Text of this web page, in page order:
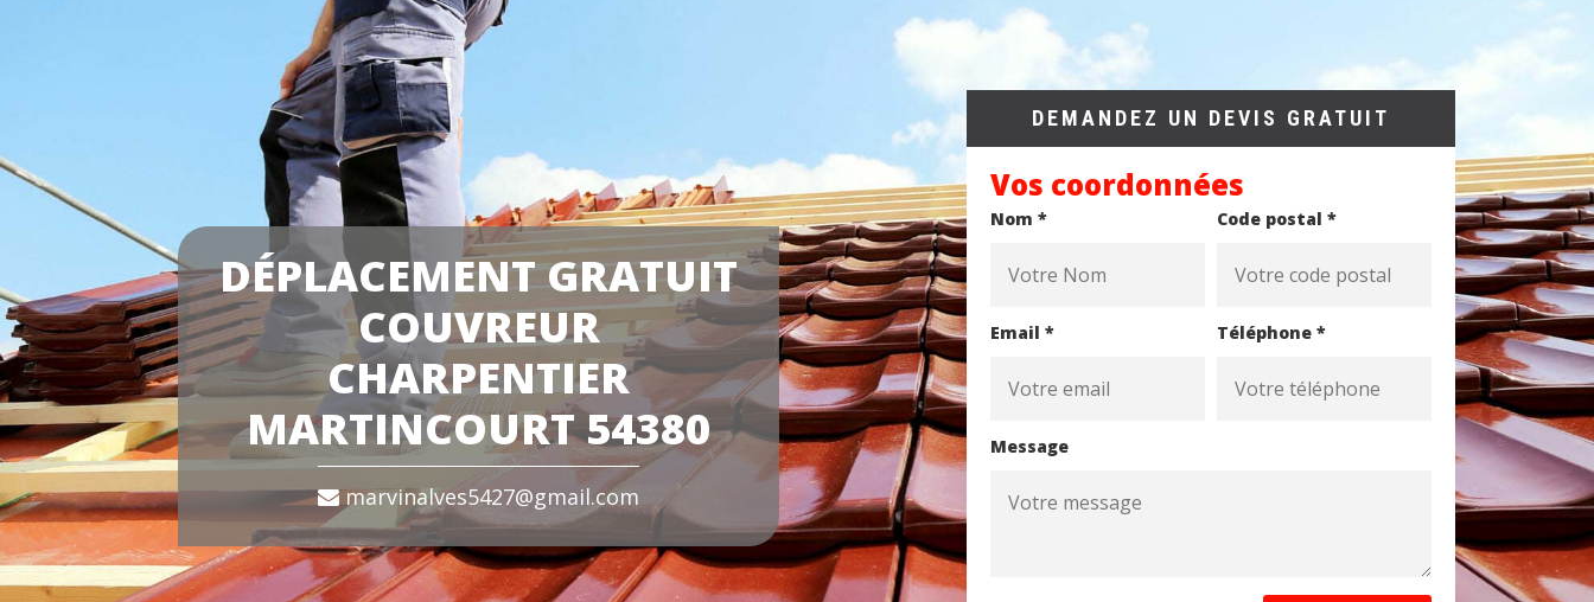
DÉPLACEMENT GRATUIT
COUVREUR
CHARPENTIER
MARTINCOURT 54380
marvinalves5427@gmail.com
DEMANDEZ UN DEVIS GRATUIT
Vos coordonnées
Nom * Code postal *
Email * Téléphone *
Message